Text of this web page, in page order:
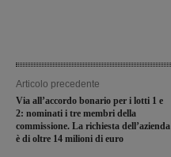
Articolo precedente
Via all’accordo bonario per i lotti 1 e
2: nominati i tre membri della
commissione. La richiesta dell’azienda
è di oltre 14 milioni di euro